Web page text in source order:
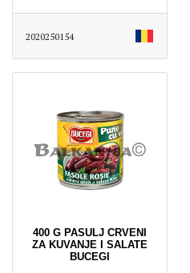
2020250154
400 G PASULJ CRVENI
ZA KUVANJE I SALATE
BUCEGI